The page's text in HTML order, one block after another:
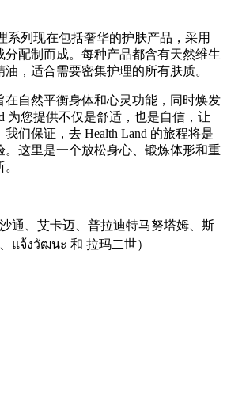
系列现在包括奢华的护肤产品，采用
分配制而成。每种产品都含有天然维生
，适合需要密集护理的所有肤质。
在自然平衡身体和心灵功能，同时焕发
为您提供不仅是舒适，也是自信，让
们保证，去 Health Land 的旅程将是
。这里是一个放松身心、锻炼体形和重
通、艾卡迈、普拉迪特马努塔姆、斯
แจ้งวัฒนะ 和 拉玛二世）